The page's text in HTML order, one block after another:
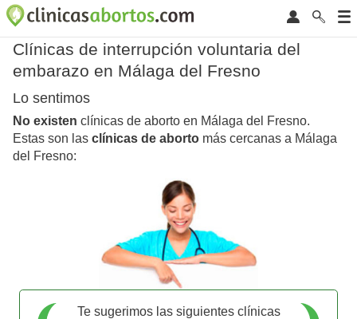
Clínicas de interrupción voluntaria del
embarazo en Málaga del Fresno
Lo sentimos
No existen clínicas de aborto en Málaga del Fresno.
Estas son las clínicas de aborto más cercanas a Málaga
del Fresno:
Te sugerimos las siguientes clínicas